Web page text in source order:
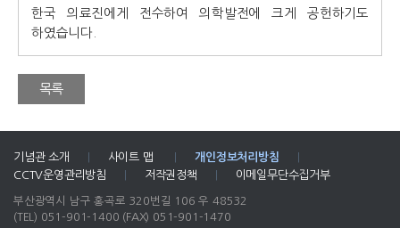
한국 의료진에게 전수하여 의학발전에 크게 공헌하기도
하였습니다.
목록
기념관 소개 사이트 맵 개인정보처리방침
CCTV운영관리방침
저작권정책 이메일무단수집거부
부산광역시 남구 홍곡로 320번길 106 우 48532
(TEL) 051-901-1400 (FAX) 051-901-1470